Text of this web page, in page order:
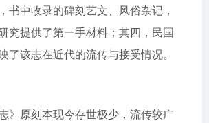
书中收录的碑刻艺文、风俗杂记，
究提供了第一手材料；其四，民国
了该志在近代的流传与接受情况。
》原刻本现今存世极少，流传较广